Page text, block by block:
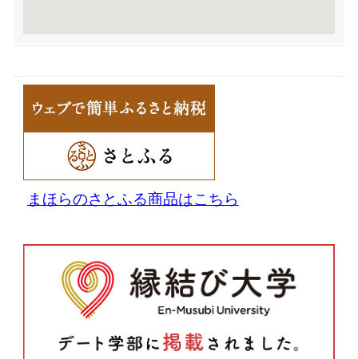
まほらのさとふる商品はこちら